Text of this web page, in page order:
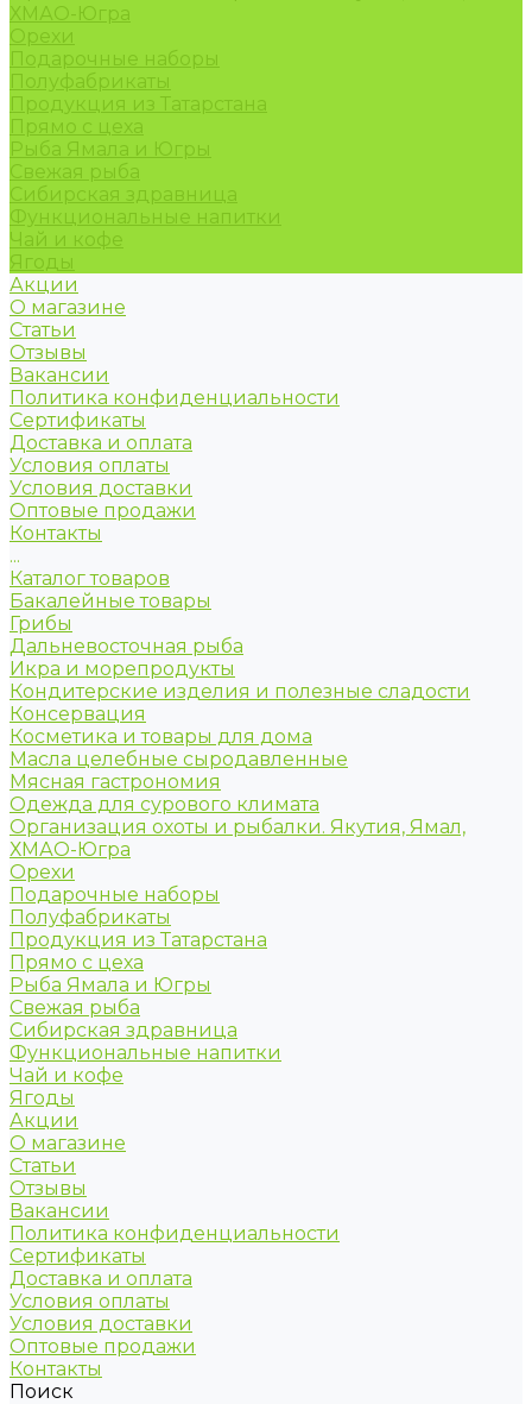
ХМАО-Югра
Орехи
Подарочные наборы
Полуфабрикаты
Продукция из Татарстана
Прямо с цеха
Рыба Ямала и Югры
Свежая рыба
Сибирская здравница
Функциональные напитки
Чай и кофе
Ягоды
Акции
О магазине
Статьи
Отзывы
Вакансии
Политика конфиденциальности
Сертификаты
Доставка и оплата
Условия оплаты
Условия доставки
Оптовые продажи
Контакты
...
Каталог товаров
Бакалейные товары
Грибы
Дальневосточная рыба
Икра и морепродукты
Кондитерские изделия и полезные сладости
Консервация
Косметика и товары для дома
Масла целебные сыродавленные
Мясная гастрономия
Одежда для сурового климата
Организация охоты и рыбалки. Якутия, Ямал,
ХМАО-Югра
Орехи
Подарочные наборы
Полуфабрикаты
Продукция из Татарстана
Прямо с цеха
Рыба Ямала и Югры
Свежая рыба
Сибирская здравница
Функциональные напитки
Чай и кофе
Ягоды
Акции
О магазине
Статьи
Отзывы
Вакансии
Политика конфиденциальности
Сертификаты
Доставка и оплата
Условия оплаты
Условия доставки
Оптовые продажи
Контакты
Поиск